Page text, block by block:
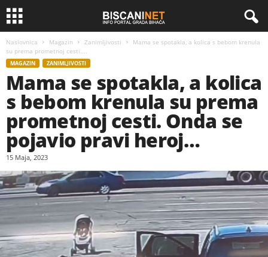
Naslovnica Magazin Zanimljivosti
Mama se spotakla, a kolica s bebom krenula
su prema prometnoj cesti....
MAGAZIN ZANIMLJIVOSTI
Mama se spotakla, a kolica
s bebom krenula su prema
prometnoj cesti. Onda se
pojavio pravi heroj…
15 Maja, 2023